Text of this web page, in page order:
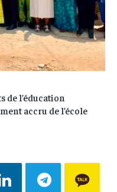
de l’éducation
accru de l’école